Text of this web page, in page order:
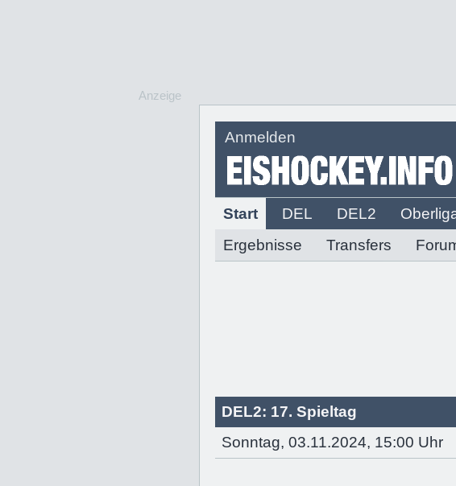
Anmelden
Start DEL DEL2
Ergebnisse
Transfers
Anzeige
DEL2: 17. Spieltag
Sonntag, 03.11.2024, 15:00 Uhr